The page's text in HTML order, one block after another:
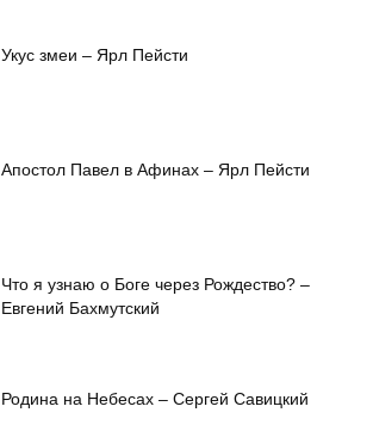
Укус змеи – Ярл Пейсти
Апостол Павел в Афинах – Ярл Пейсти
Что я узнаю о Боге через Рождество? –
Евгений Бахмутский
Родина на Небесах – Сергей Савицкий